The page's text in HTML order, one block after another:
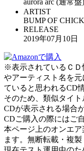
ARTIST
BUMP OF
RELEASE
2019年07月10日
※表示されているＣＤ
やアーティスト名を元
ていると思われるCD
そのため、類似タイ
CDが表示される場合
CDご購入の際にはご
本ページ上のオンエ
ます。無断転載・複製